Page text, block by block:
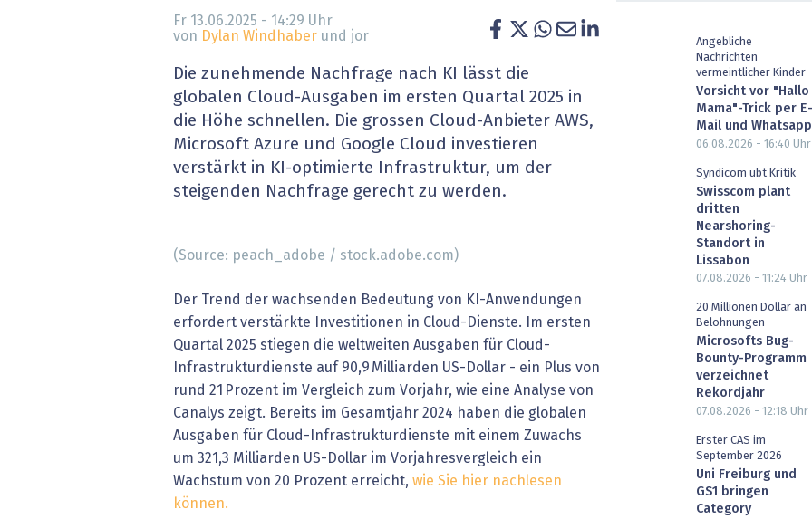
» alle News Gesundheit wird digital
Blockchain
EU-DSGVO
XaaS, Managed Services & Co.
Digital Banking
IT for Health
Artificial Intelligence
Finance 2030
Fintech & Insurtech
Professional AV & Digital Signage
Fr 13.06.2025 - 14:29 Uhr
von Dylan Windhaber und jor
Die zunehmende Nachfrage nach KI lässt die
globalen Cloud-Ausgaben im ersten Quartal 2025 in
die Höhe schnellen. Die grossen Cloud-Anbieter AWS,
Microsoft Azure und Google Cloud investieren
verstärkt in KI-optimierte Infrastruktur, um der
steigenden Nachfrage gerecht zu werden.
(Source: peach_adobe / stock.adobe.com)
Der Trend der wachsenden Bedeutung von KI-Anwendungen
erfordert verstärkte Investitionen in Cloud-Dienste. Im ersten
Quartal 2025 stiegen die weltweiten Ausgaben für Cloud-
Infrastrukturdienste auf 90,9 Milliarden US-Dollar - ein Plus von
rund 21 Prozent im Vergleich zum Vorjahr, wie eine Analyse von
Canalys zeigt. Bereits im Gesamtjahr 2024 haben die globalen
Ausgaben für Cloud-Infrastrukturdienste mit einem Zuwachs
um 321,3 Milliarden US-Dollar im Vorjahresvergleich ein
Wachstum von 20 Prozent erreicht, wie Sie hier nachlesen
können.
Angebliche
Nachrichten
vermeintlicher Kinder
Vorsicht vor "Hallo
Mama"-Trick per E-
Mail und Whatsapp
06.08.2026 - 16:40 Uhr
Syndicom übt Kritik
Swisscom plant
dritten
Nearshoring-
Standort in
Lissabon
07.08.2026 - 11:24 Uhr
20 Millionen Dollar an
Belohnungen
Microsofts Bug-
Bounty-Programm
verzeichnet
Rekordjahr
07.08.2026 - 12:18 Uhr
Erster CAS im
September 2026
Uni Freiburg und
GS1 bringen
Category